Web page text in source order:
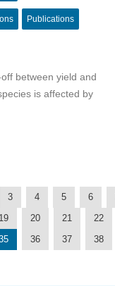
Publications
between yield and
is affected by
3 4 5 6
19 20 21 22
36 37 38